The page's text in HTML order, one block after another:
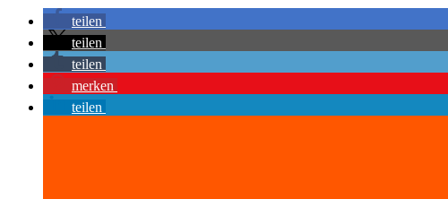
teilen
teilen
teilen
merken
teilen